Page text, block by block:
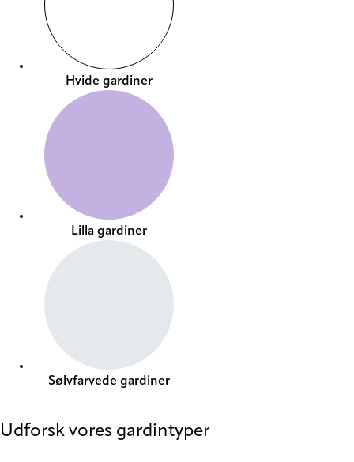
Hvide gardiner
Lilla gardiner
Sølvfarvede gardiner
Udforsk vores gardintyper